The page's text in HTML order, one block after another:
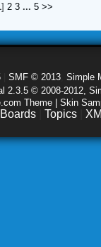
] 2 3 ... 5 >>
SMF © 2013 Simple
2.3.5 © 2008-2012,
Theme | Skin
Boards Topics